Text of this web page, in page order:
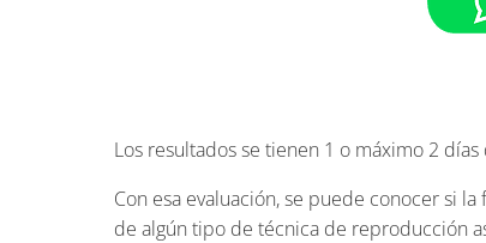
Los resultados se tienen 1 o máximo 2 días
Con esa evaluación, se puede conocer si
de algún tipo de técnica de reproducción